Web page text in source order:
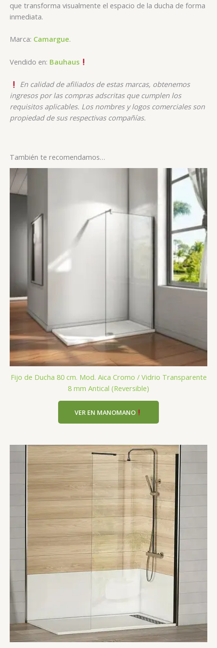
que transforma visualmente el espacio de la ducha de forma
inmediata.
Marca: Camargue.
Vendido en: Bauhaus
En calidad de afiliados de estas marcas, obtenemos
ingresos por las compras adscritas que cumplen los
requisitos aplicables. Los nombres y logos comerciales son
propiedad de sus respectivas compañías.
También te recomendamos…
Fijo de Ducha 80 cm. Mod. Aica Cromo / Vidrio Transparente
8 mm Antical (Reversible)
VER EN MANOMANO